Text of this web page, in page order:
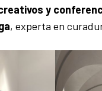
y
, experta en